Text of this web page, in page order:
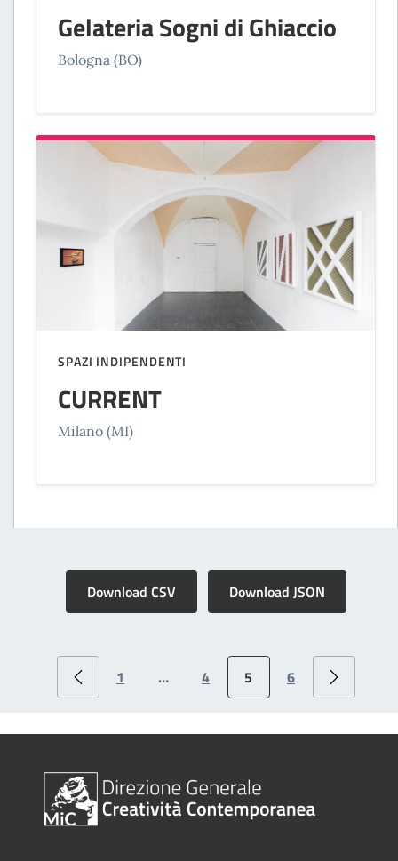
Gelateria Sogni di Ghiaccio
Bologna (BO)
SPAZI INDIPENDENTI
CURRENT
Milano (MI)
Download CSV Download JSON
1 … 4 5 6